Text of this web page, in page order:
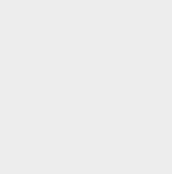
de 2014 a la 01h50 de la manana